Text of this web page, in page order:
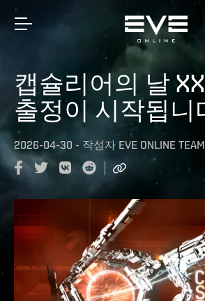
캡슐리어의 날
출정이 시작됩니
2026-04-30 - 작성자 EVE ONLINE TEAM